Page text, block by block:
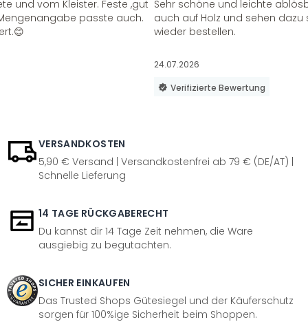
und vom Kleister. Feste ,gut
passte auch.
Sehr schöne und leichte
auch auf Holz und sehen
wieder bestellen.
24.07.2026
Verifizierte Bewertung
VERSANDKOSTEN
5,90 € Versand | Versandkostenfrei ab 79 € (DE/AT) |
Schnelle Lieferung
14 TAGE RÜCKGABERECHT
Du kannst dir 14 Tage Zeit nehmen, die Ware
ausgiebig zu begutachten.
SICHER EINKAUFEN
Das Trusted Shops Gütesiegel und der Käuferschutz
sorgen für 100%ige Sicherheit beim Shoppen.